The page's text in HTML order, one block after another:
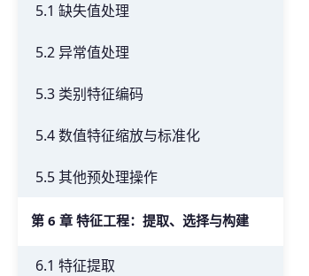
5.1 缺失值处理
5.2 异常值处理
5.3 类别特征编码
5.4 数值特征缩放与标准化
5.5 其他预处理操作
第 6 章 特征工程：提取、选择与构建
6.1 特征提取